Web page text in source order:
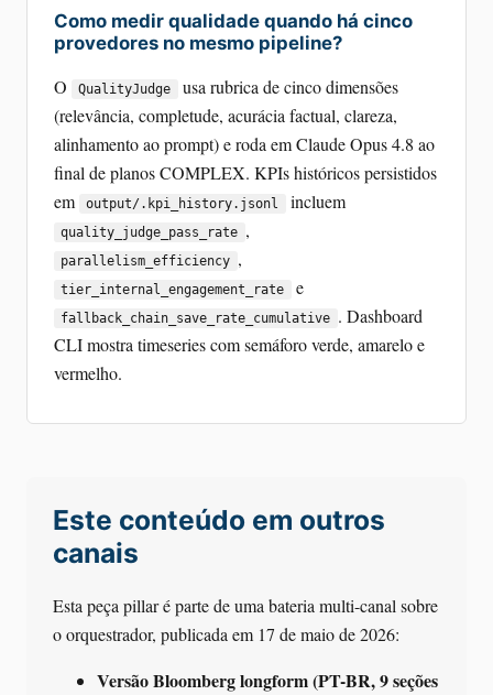
Como medir qualidade quando há cinco
provedores no mesmo pipeline?
O QualityJudge
usa rubrica de cinco dimensões
(relevância, completude, acurácia factual, clareza,
alinhamento ao prompt) e roda em Claude Opus 4.8 ao
final de planos COMPLEX. KPIs históricos persistidos
em
output/.kpi_history.jsonl incluem
quality_judge_pass_rate ,
parallelism_efficiency ,
tier_internal_engagement_rate e
fallback_chain_save_rate_cumulative . Dashboard
CLI mostra timeseries com semáforo verde, amarelo e
vermelho.
Este conteúdo em outros
canais
Esta peça pillar é parte de uma bateria multi-canal sobre
o orquestrador, publicada em 17 de maio de 2026:
Versão Bloomberg longform (PT-BR, 9 seções